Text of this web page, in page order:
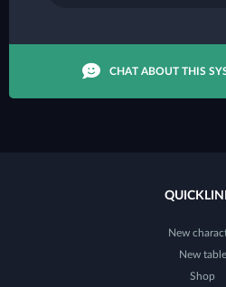
CHAT ABOUT THIS
New
New table
Shop